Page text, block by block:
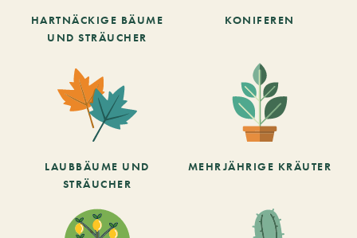
HARTNÄCKIGE BÄUME
UND STRÄUCHER
KONIFEREN
LAUBBÄUME UND
STRÄUCHER
MEHRJÄHRIGE KRÄUTER